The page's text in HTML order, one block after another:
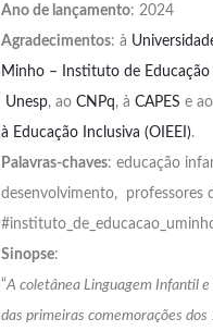
Ano de lançamento: 2024
Agradecimentos: à
Minho – Instituto de Educação
Unesp, ao CNPq, à CAPES e ao
à Educação Inclusiva (OIEEI).
Palavras-chaves: educação
desenvolvimento, professores
Sinopse:
“A coletânea Linguagem Infantil
das primeiras comemorações